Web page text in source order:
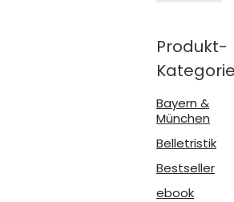
Produkt-
Bayern &
München
Belletristik
Bestseller
ebook